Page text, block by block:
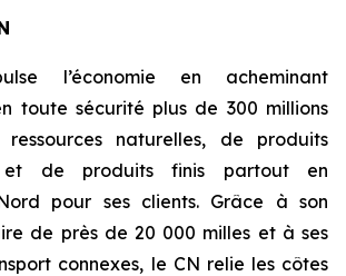
l’économie en acheminant
toute sécurité plus de 300 millions
naturelles, de produits
et de produits finis partout en
pour ses clients. Grâce à son
de près de 20 000 milles et à ses
connexes, le CN relie les côtes